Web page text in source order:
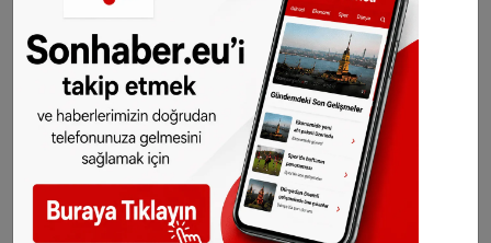
aberlerimizi İnsta gram hesabımızdan da takip
edebilirsiniz.
WhatsAppta ücretsiz bültenimize abone olun,
Hollanda ve diğer Avrupa ülkeleri gündeminden
seçtiğimiz haberler her gün telefonunuza
gelsin!Abone olmak için tıklayın